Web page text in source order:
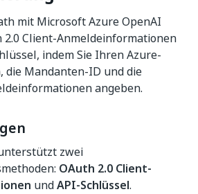
mit Microsoft Azure OpenAI
Client-Anmeldeinformationen
indem Sie Ihren Azure-
die Mandanten-ID und die
angeben.
zwei
OAuth 2.0 Client-
undAPI-Schlüssel.